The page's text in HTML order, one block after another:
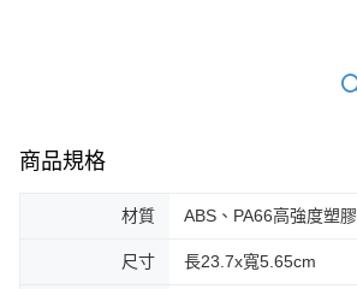
商品規格
材質 ABS、PA66高強度塑膠
尺寸 長23.7x寬5.65cm